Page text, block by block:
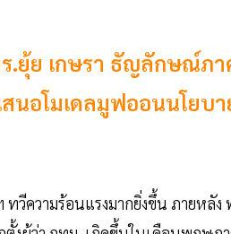
.ยุ้ย เกษรา ธัญลักษณ์ภ
นอโมเดลมูฟออนนโยบ
ทวีความร้อนแรงมากยิ่งขึ้น ภายห